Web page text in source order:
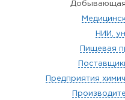
Добывающая
НИИ,
Пищевая
Предприятия